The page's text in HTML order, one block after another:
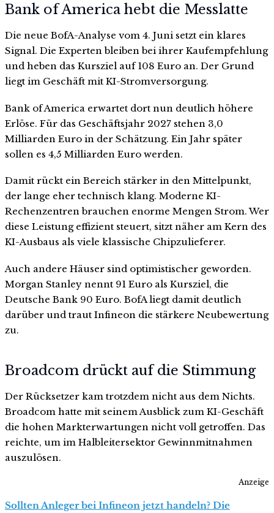
Bank of America hebt die Messlatte
Die neue BofA-Analyse vom 4. Juni setzt ein klares
Signal. Die Experten bleiben bei ihrer Kaufempfehlung
und heben das Kursziel auf 108 Euro an. Der Grund
liegt im Geschäft mit KI-Stromversorgung.
Bank of America erwartet dort nun deutlich höhere
Erlöse. Für das Geschäftsjahr 2027 stehen 3,0
Milliarden Euro in der Schätzung. Ein Jahr später
sollen es 4,5 Milliarden Euro werden.
Damit rückt ein Bereich stärker in den Mittelpunkt,
der lange eher technisch klang. Moderne KI-
Rechenzentren brauchen enorme Mengen Strom. Wer
diese Leistung effizient steuert, sitzt näher am Kern des
KI-Ausbaus als viele klassische Chipzulieferer.
Auch andere Häuser sind optimistischer geworden.
Morgan Stanley nennt 91 Euro als Kursziel, die
Deutsche Bank 90 Euro. BofA liegt damit deutlich
darüber und traut Infineon die stärkere Neubewertung
zu.
Broadcom drückt auf die Stimmung
Der Rücksetzer kam trotzdem nicht aus dem Nichts.
Broadcom hatte mit seinem Ausblick zum KI-Geschäft
die hohen Markterwartungen nicht voll getroffen. Das
reichte, um im Halbleitersektor Gewinnmitnahmen
auszulösen.
Anzeige
Sollten Anleger bei Infineon jetzt handeln? Die